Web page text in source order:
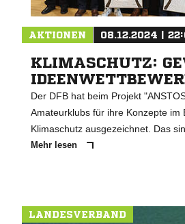
AKTIONEN 08.12.2024 |
KLIMASCHUTZ:
Der DFB hat beim Projekt
Amateurklubs für ihre Konzepte im
Klimaschutz ausgezeichnet. Das
Mehr lesen
LANDESVERBAND